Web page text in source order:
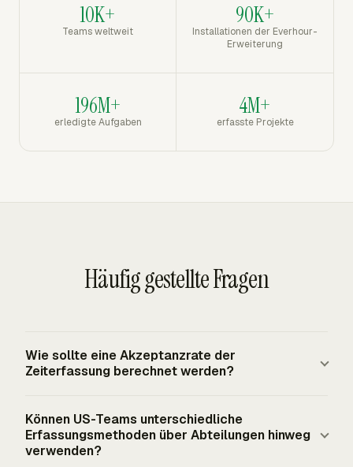
10K+
Teams weltweit
90K+
Installationen der Everhour-
Erweiterung
196M+
erledigte Aufgaben
4M+
erfasste Projekte
Häufig gestellte Fragen
Wie sollte eine Akzeptanzrate der
Zeiterfassung berechnet werden?
Erfassungseinheiten geteilt durch erwartete
Erfassungseinheiten für denselben Zeitraum und
Können US-Teams unterschiedliche
Erfassungsmethoden über Abteilungen hinweg
verwenden?